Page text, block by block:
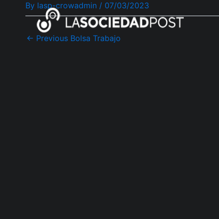
By lasp-crowadmin / 07/03/2023
Post
navigation
← Previous Bolsa Trabajo